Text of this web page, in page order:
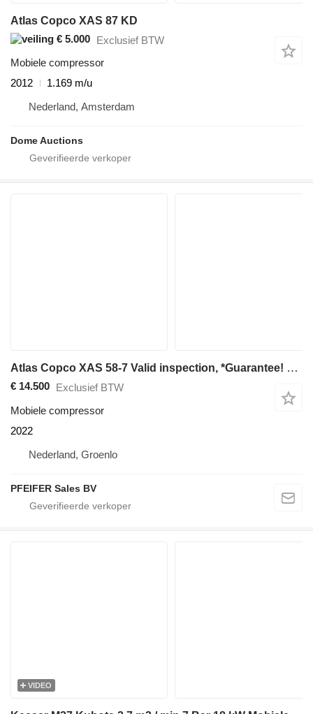
Atlas Copco XAS 87 KD
€ 5.000 Exclusief BTW
Mobiele compressor
2012
1.169 m/u
Nederland, Amsterdam
Dome Auctions
Atlas Copco XAS 58-7 Valid inspection, *Guarantee! Diesel, Vol
€ 14.500 Exclusief BTW
Mobiele compressor
2022
Nederland, Groenlo
PFEIFER Sales BV
VIDEO